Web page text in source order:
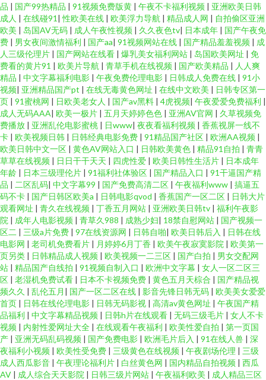
品 | 国产99热精品 | 91视频免费版黄 | 午夜不卡福利视频 | 亚洲欧美日韩
成人 | 在线碰91 |性欧美在线 | 欧美浮力导航 | 精品成人网 | 自拍偷区亚洲
欧美 | 岛国AV无码 | 成人午夜性视频 | 久久夜色tv| 日本成年 | 国产午夜免
费 | 男女夜间激情福利 | 国产aa| 91视频网站在线 | 国产精品羞羞视频 | 成
人三级伦理片 | 国产网站在线看 | 爆乳美女福利网站 | 岛国欧美网址 | 免
费看的黄片91 | 欧美片导航 | 青草手机在线视频 | 国产欧美精品 | 人人爽
精品 | 中文字幕福利电影 | 午夜免费伦理电影 | 日韩成人免费在线 | 91小
视频| 亚洲精品国产pt | 在线无毒黄色网址 | 在线中文欧美 | 日韩专区第一
页 | 91蜜桃网 | 日欧美老女人 | 国产av黑料 | 4虎视频| 午夜爱爱免费福利 |
成人无码AAA| 欧美一极片 | 五月天婷婷色色 | 亚洲AV官网 | 久草视频免
费播放 | 亚洲乱伦电影蜜桃 | 日www| 夜夜看福利视频 | 香蕉视屏一线不
卡 | 欧美视频日韩 | 日韩经典电影免费 | 91精品国产社区 | 欧洲AA视频 |
欧美日韩中文一区 | 黄色AV网站入口 | 日韩欧美黄色 | 精品91自拍 | 青青
草草在线视频 | 日日干干天天 | 四虎性爱 | 欧美日韩性生活片 | 日本成年
年龄 | 日本三级理伦片 | 91福利社体验区 | 国产精品入口 | 91干逼国产精
品 | 二区乱码| 中文字幕99 | 国产免费高清二区 | 午夜福利www | 搞逼五
码不卡 | 国产日韩区欧美a | 日韩电影qvod | 香蕉国产一区二区 | 日韩大片
观看网址 | 青久在线视频 | 丁香五月网站 | 亚洲欧美日韩tv | 福利午夜影
院 | 成年人电影视频 | 青草久988 | 成熟少妇| 18禁自慰网站 | 国产视频一
区二 | 三级a片免费 | 97在线资源网 | 日韩自啪| 欧美日韩后入 | 日韩在线
电影网 | 老司机免费看片 | 月婷婷6月丁香 | 欧美午夜寂寞影院 | 欧美第一
页另类 | 日韩精品成人视频 | 欧美视频一二三区 | 国产白拍 | 男女交配网
站 | 精品国产自线拍 | 91视频自制入口 | 欧洲中文字幕 | 女人一区二区三
区 | 老湿机免费试看 | 日本不卡视频免费 | 黄色五月天棕合 | 国产精品视
频久久 | 乱伦五月 | 国产一区二区在线 | 影音先锋日韩无码 | 欧美美女爱爱
首页 | 日韩在线伦理电影 | 日韩无码影视 | 高清av黄色网址 | 午夜国产精
品福利 | 中文字幕精品视频 | 日韩h片在线观看 | 无码三级毛片 | 女人不卡
视频 | 内射性爱网址大全 | 在线观看午夜福利 | 欧美性爱自拍 | 第一页国
产 | 亚洲无码乱码视频 | 国产免费电影 | 欧洲毛片后入 | 91在线人兽 | 深
夜福利小视频 | 欧美性受免费 | 三级黄色在线视频 | 午夜剧场伦理 | 三级
成人西瓜影音 | 午夜理论福利片 | 白丝黄色网 | 国内精品自拍视频 | 西瓜
AV | 成人综合天天影院 | 日韩三级片网站 | 午夜福利欧美 | 成人精品三区